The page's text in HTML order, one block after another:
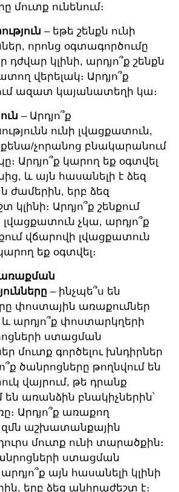
մուտք ունենում։
– եթե շենքն ունի
որոնց օգտագործումը
դժվար կլինի, արդյո՞ք շենքն
վերելակ։ Արդյո՞ք
ազատ կայանատեղի կա։
– Արդյո՞ք
ունի լվացքատուն,
չորանոց բնակարանում
Արդյո՞ք կարող եք օգտվել
և այն հասանելի է ձեզ
ժամերին, երբ ձեզ
կլինի։ Արդյո՞ք շենքում
լվացքատուն չկա, արդյո՞ք
վճարովի լվացքատուն
եք օգտվել։
– ինչպե՞ս են
փոստային առաքումներ
արդյո՞ք փոստարկղերի
ստացման
մուտք գործելու խնդիրներ
ծանրոցները թողնվում են
վայրում, թե դրանք
են առանձին բնակիչներին՝
Արդյո՞ք առաքող
աշխատանքային
մուտք ունի տարածքին։
ստացման
այն հասանելի կլինի
երբ ձեզ անհրաժեշտ է։